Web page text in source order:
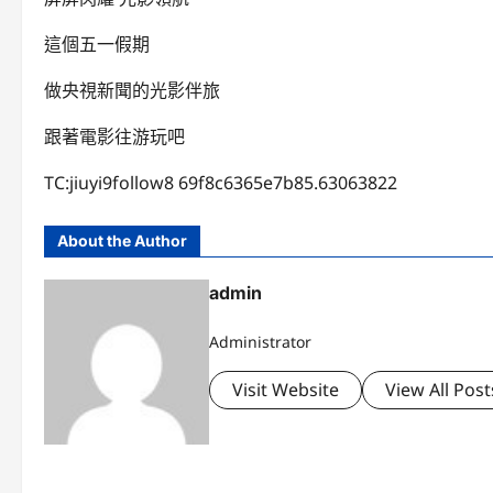
這個五一假期
做央視新聞的光影伴旅
跟著電影往游玩吧
TC:jiuyi9follow8 69f8c6365e7b85.63063822
About the Author
admin
Administrator
Visit Website View All